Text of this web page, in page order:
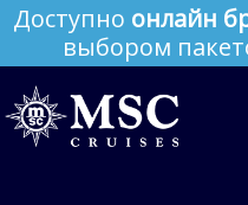
Доступно онлайн
выбором